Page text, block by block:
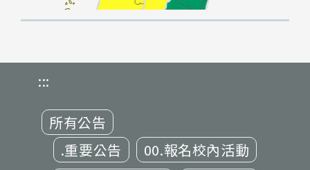
:::
所有公告
.重要公告
00.報名校內活動